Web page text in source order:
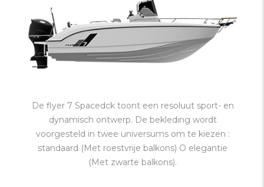
De flyer 7 Spacedck toont een resoluut sport- en
dynamisch ontwerp. De bekleding wordt
voorgesteld in twee universums om te kiezen :
standaard (Met roestvrije balkons) O elegantie
(Met zwarte balkons).